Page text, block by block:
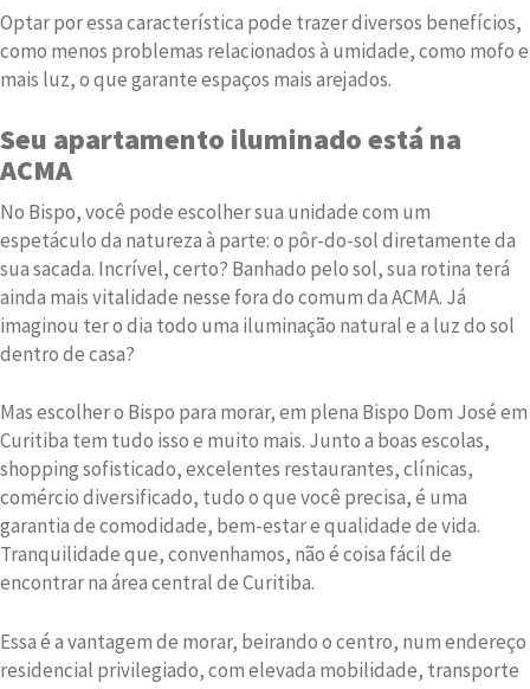
Optar por essa característica pode trazer diversos benefícios,
como menos problemas relacionados à umidade, como mofo e
mais luz, o que garante espaços mais arejados.
Seu apartamento iluminado está na
ACMA
No Bispo, você pode escolher sua unidade com um
espetáculo da natureza à parte: o pôr-do-sol diretamente da
sua sacada. Incrível, certo? Banhado pelo sol, sua rotina terá
ainda mais vitalidade nesse fora do comum da ACMA. Já
imaginou ter o dia todo uma iluminação natural e a luz do sol
dentro de casa?
Mas escolher o Bispo para morar, em plena Bispo Dom José em
Curitiba tem tudo isso e muito mais. Junto a boas escolas,
shopping sofisticado, excelentes restaurantes, clínicas,
comércio diversificado, tudo o que você precisa, é uma
garantia de comodidade, bem-estar e qualidade de vida.
Tranquilidade que, convenhamos, não é coisa fácil de
encontrar na área central de Curitiba.
Essa é a vantagem de morar, beirando o centro, num endereço
residencial privilegiado, com elevada mobilidade, transporte